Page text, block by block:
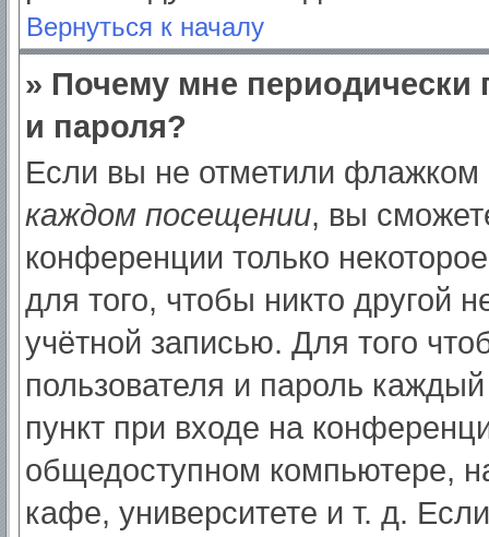
Вернуться к началу
» Почему мне периодически
и пароля?
Если вы не отметили флажком
каждом посещении, вы
конференции только
для того, чтобы никто другой
учётной записью. Для того
пользователя и пароль
пункт при входе на
общедоступном компьютере,
кафе, университете и т. д.